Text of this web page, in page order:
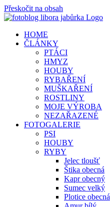
Přeskočit na obsah
HOME
ČLÁNKY
PTÁCI
HMYZ
HOUBY
RYBAŘENÍ
MUŠKAŘENÍ
ROSTLINY
MOJE VÝROBA
NEZAŘAZENÉ
FOTOGALERIE
PSI
HOUBY
RYBY
Jelec tloušť
Štika obecná
Kapr obecný
Sumec velký
Plotice obecná